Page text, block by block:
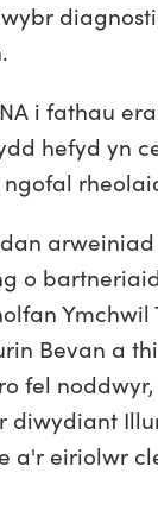
i fathau
hefyd yn
o
Ymchwil
Bevan a
fel
diwydiant
a'r eiriolwr